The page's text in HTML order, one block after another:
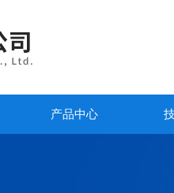
产品中心